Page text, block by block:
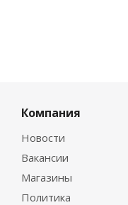
Компания
Новости
Вакансии
Магазины
Политика